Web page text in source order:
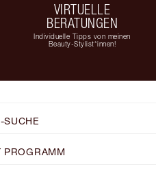
VIRTUELLE
BERATUNGEN
Individuelle Tipps von meinen
Beauty-Stylist*innen!
SUCHE
PROGRAMM